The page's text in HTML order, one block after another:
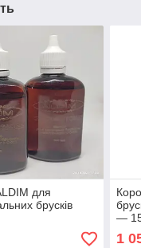
для
брусків
—
1